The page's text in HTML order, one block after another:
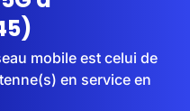
mobile est celui de
en service en